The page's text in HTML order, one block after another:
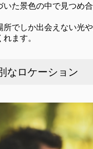
いた景色の中で見つめ
所でしか出会えない光
ます。
なロケーション